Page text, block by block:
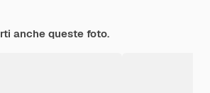
anche queste foto.